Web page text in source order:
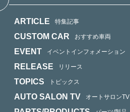
ARTICLE 特集記事
CUSTOM CAR おすすめ車両
EVENT イベントインフォメーション
RELEASE リリース
TOPICS トピックス
AUTO SALON TV オートサロンTV